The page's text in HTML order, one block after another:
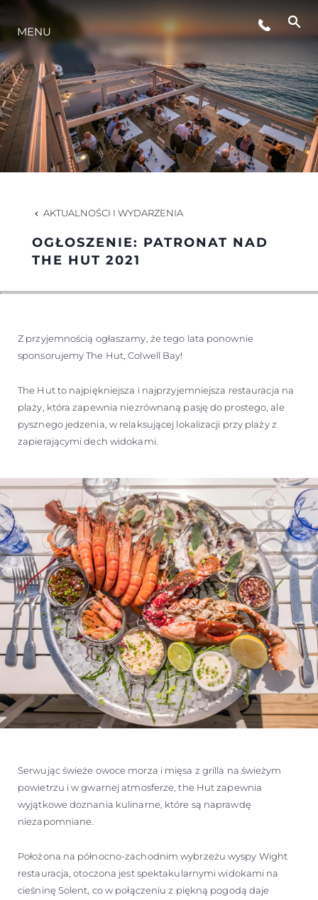
STYL ŻYCIA
INNOWACJA
PRZEDSIĘBIORSTWO
ZESPÓŁ
TRADYCJA
MENU
AKTUALNOŚCI I WYDARZENIA
OGŁOSZENIE: PATRONAT NAD
THE HUT 2021
Z przyjemnością ogłaszamy, że tego lata ponownie
sponsorujemy The Hut, Colwell Bay!
The Hut to najpiękniejsza i najprzyjemniejsza restauracja na
plaży, która zapewnia niezrównaną pasję do prostego, ale
pysznego jedzenia, w relaksującej lokalizacji przy plaży z
zapierającymi dech widokami.
Serwując świeże owoce morza i mięsa z grilla na świeżym
powietrzu i w gwarnej atmosferze, the Hut zapewnia
wyjątkowe doznania kulinarne, które są naprawdę
niezapomniane.
Położona na północno-zachodnim wybrzeżu wyspy Wight
restauracja, otoczona jest spektakularnymi widokami na
cieśninę Solent, co w połączeniu z piękną pogodą daje